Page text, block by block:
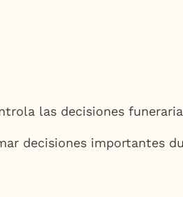
las decisiones
decisiones importantes